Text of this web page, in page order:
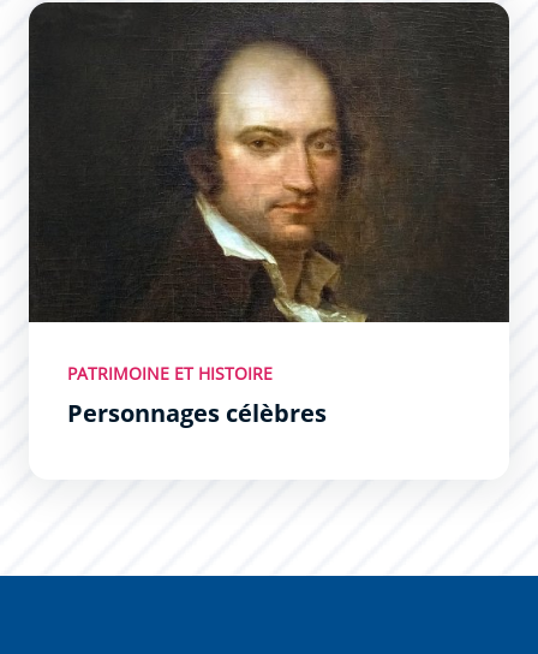
Personnages célèbres
PATRIMOINE ET HISTOIRE
Personnages célèbres